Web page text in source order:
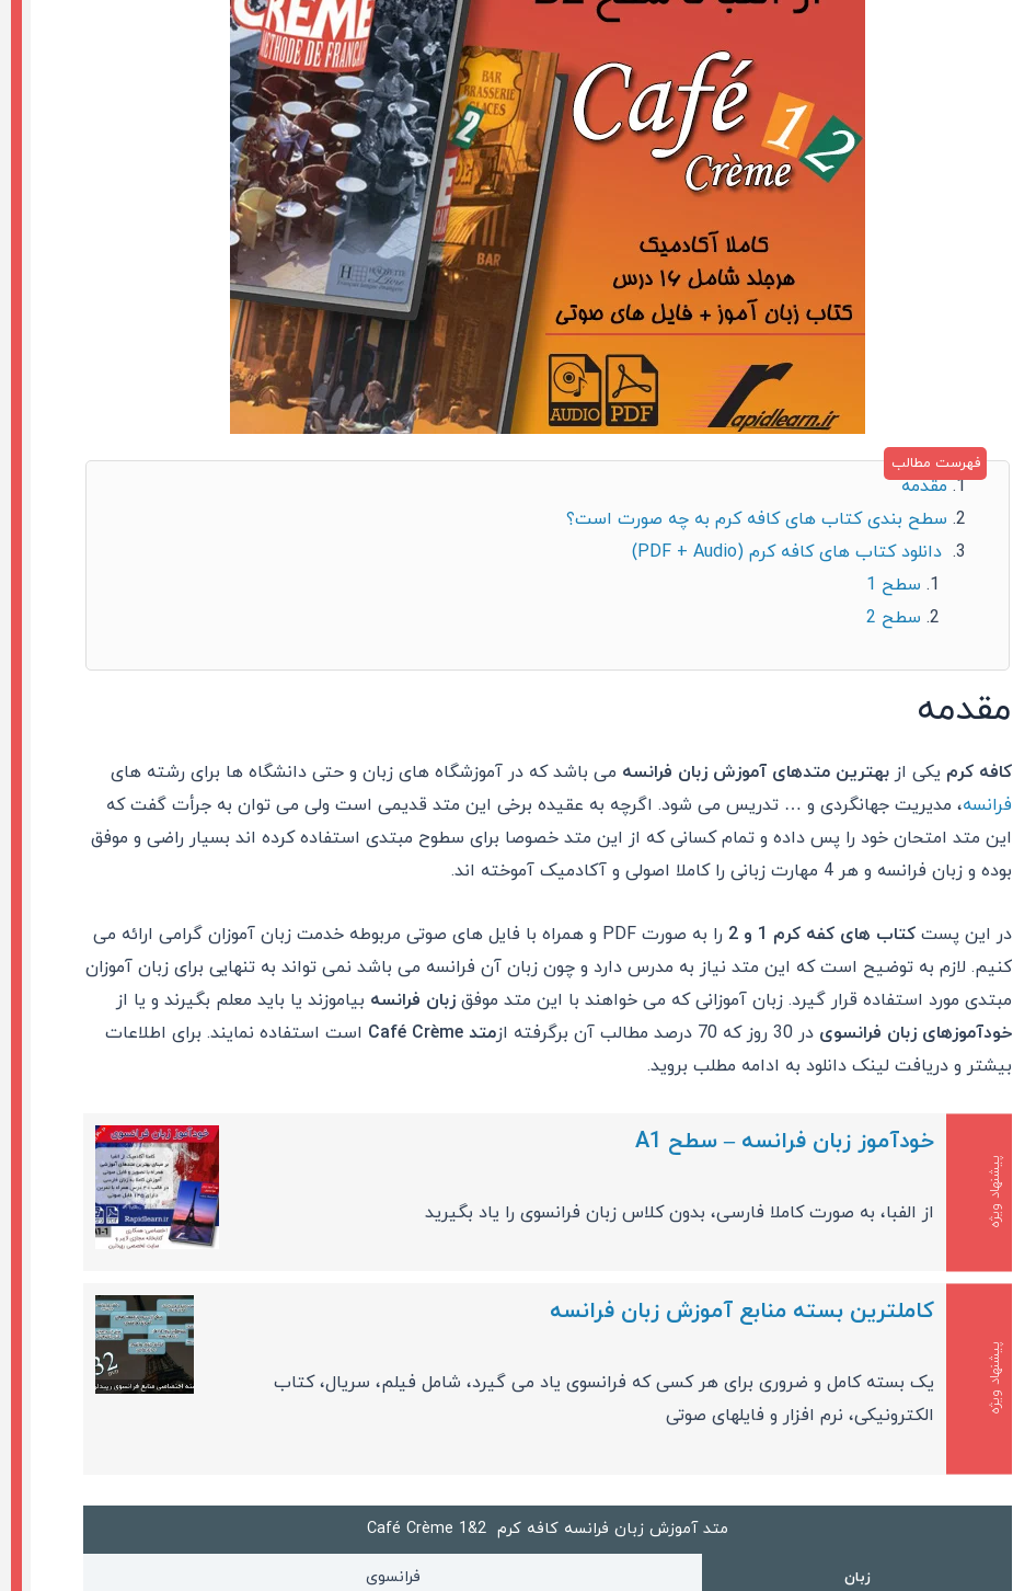
مقدمه
سطح بندی کتاب های کافه کرم به چه صورت است؟
دانلود کتاب های کافه کرم (PDF + Audio)
سطح 1
سطح 2
مقدمه
کافه کرم یکی ازبهترین متدهای آموزش زبان فرانسه می باشد که در آموزشگاه های زبان و حتی دانشگاه ها برای رشته های
فرانسه، مدیریت جهانگردی و … تدریس می شود. اگرچه به عقیده برخی این متد قدیمی است ولی می توان به جرأت گفت که
این متد امتحان خود را پس داده و تمام کسانی که از این متد خصوصا برای سطوح مبتدی استفاده کرده اند بسیار راضی و موفق
بوده و زبان فرانسه و هر 4 مهارت زبانی را کاملا اصولی و آکادمیک آموخته اند.
در این پستکتاب های کفه کرم 1 و 2 را به صورتPDF و همراه با فایل های صوتی مربوطه خدمت زبان آموزان گرامی ارائه می
کنیم. لازم به توضیح است که این متد نیاز به مدرس دارد و چون زبان آن فرانسه می باشد نمی تواند به تنهایی برای زبان آموزان
مبتدی مورد استفاده قرار گیرد. زبان آموزانی که می خواهند با این متد موفقزبان فرانسه بیاموزند یا باید معلم بگیرند و یا از
خودآموزهای زبان فرانسوی در 30 روز که 70 درصد مطالب آن برگرفته از متدCafé Crème است استفاده نمایند. برای اطلاعات
بیشتر و دریافت لینک دانلود به ادامه مطلب بروید.
پیشنهاد ویژه
خودآموز زبان فرانسه – سطح A1
از الفبا، به صورت کاملا فارسی، بدون کلاس زبان فرانسوی را یاد بگیرید
پیشنهاد ویژه
کاملترین بسته منابع آموزش زبان فرانسه
یک بسته کامل و ضروری برای هر کسی که فرانسوی یاد می گیرد، شامل فیلم، سریال، کتاب
الکترونیکی، نرم افزار و فایلهای صوتی
متد آموزش زبان فرانسه کافه کرم Café Crème 1&2
زبان فرانسوی